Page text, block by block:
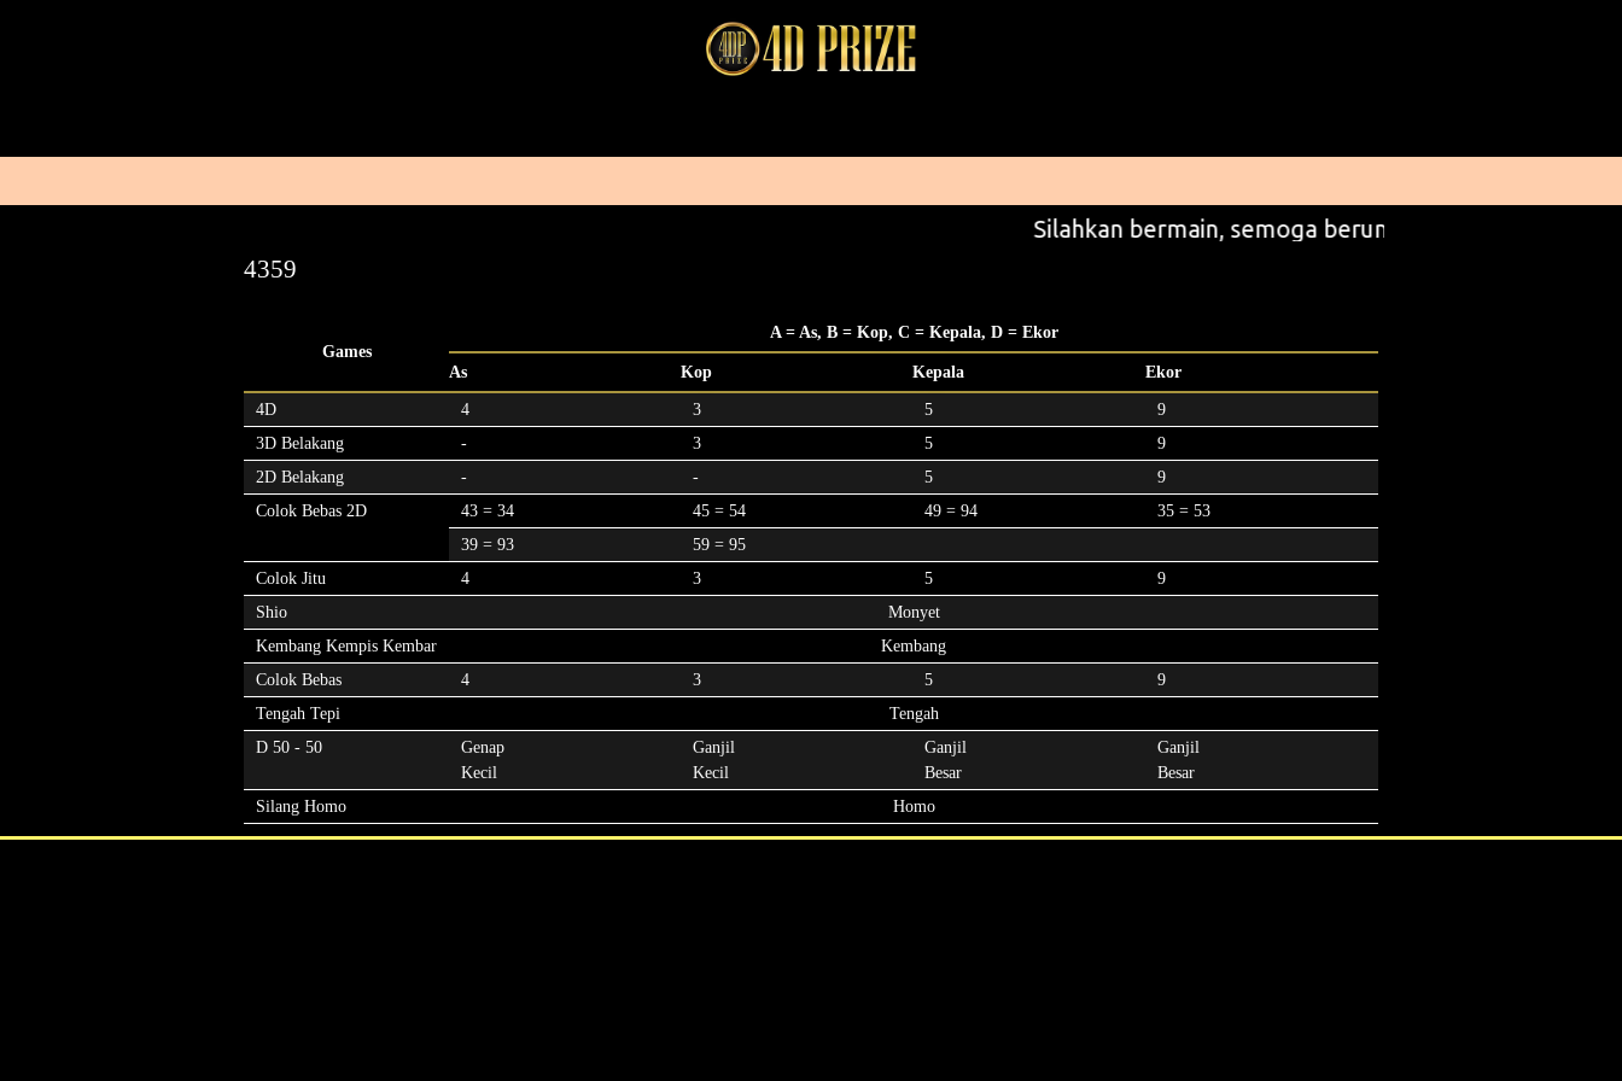
Silahkan bermain, semoga beruntung
4359
Games
A = As, B = Kop, C = Kepala, D = Ekor
As Kop Kepala Ekor
4D 4 3 5
9
3D Belakang
- 3 5
9
2D Belakang
- - 5
9
Colok Bebas 2D
43 = 34 45 = 54 49 = 94
35 = 53
39 = 93
59 = 95
Colok Jitu
4 3 5
9
Shio
Monyet
Kembang Kempis Kembar
Kembang
Colok Bebas
4 3 5
9
Tengah Tepi
Tengah
D 50 - 50
Genap
Kecil
Ganjil
Kecil
Ganjil
Besar
Ganjil
Besar
Silang Homo
Homo